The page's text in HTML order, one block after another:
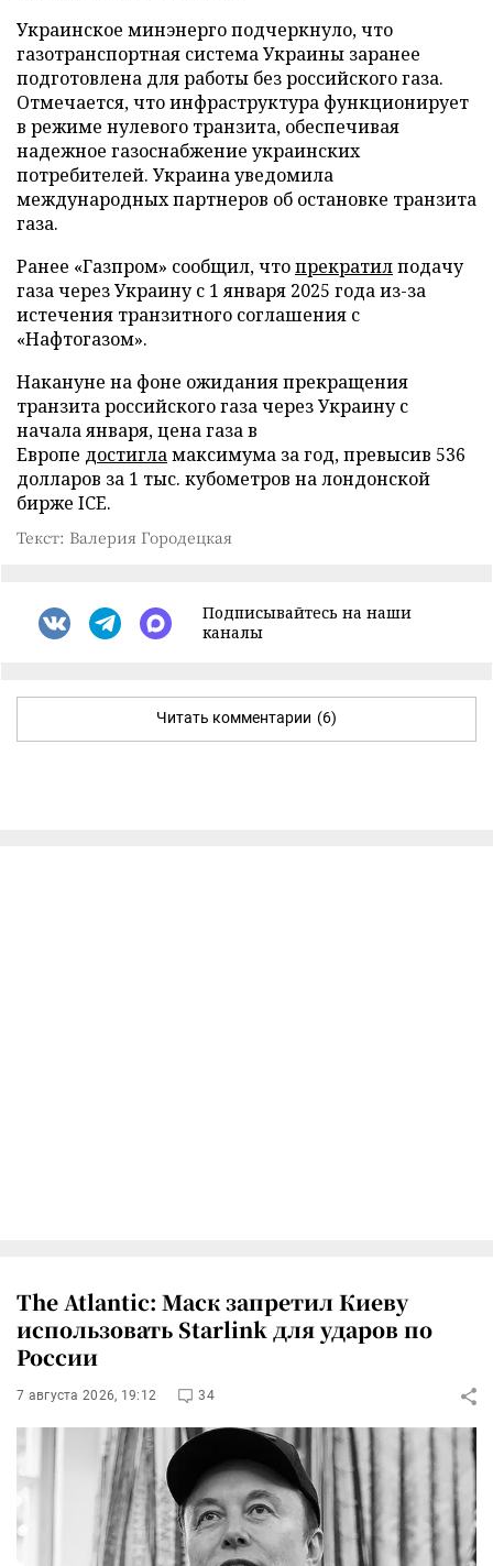
Украинское минэнерго подчеркнуло, что
газотранспортная система Украины заранее
подготовлена для работы без российского газа.
Отмечается, что инфраструктура функционирует
в режиме нулевого транзита, обеспечивая
надежное газоснабжение украинских
потребителей. Украина уведомила
международных партнеров об остановке транзита
газа.
Ранее «Газпром» сообщил, чтопрекратилподачу
газа через Украину с 1 января 2025 года из-за
истечения транзитного соглашения с
«Нафтогазом».
Накануне на фоне ожидания прекращения
транзита российского газа через Украину с
начала января, цена газа в
Европе достигламаксимума за год, превысив 536
долларов за 1 тыс. кубометров на лондонской
бирже ICE.
Текст: Валерия Городецкая
Подписывайтесь на наши
каналы
Читать комментарии (6)
The Atlantic: Маск запретил Киеву
использовать Starlink для ударов по
России
7 августа 2026, 19:12 34